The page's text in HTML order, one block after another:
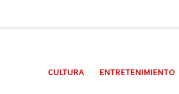
CULTURA ENTRETENIMIENTO